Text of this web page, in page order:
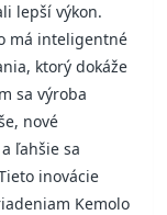
lepší výkon.
má inteligentné
ktorý dokáže
sa výroba
nové
ľahšie sa
inovácie
Kemolo